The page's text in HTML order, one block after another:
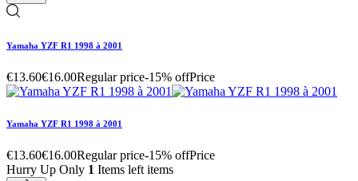
Yamaha YZF R1 1998 à 2001
€13.60€16.00Regular price-15% offPrice
Yamaha YZF R1 1998 à 2001
€13.60€16.00Regular price-15% offPrice
Hurry Up Only 1 Items left items